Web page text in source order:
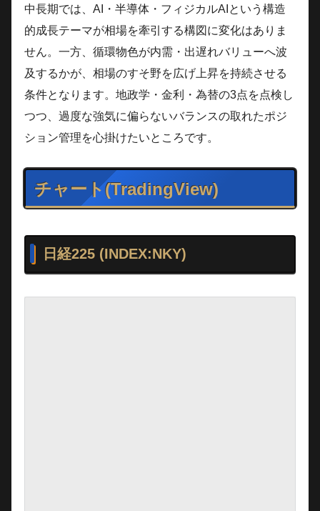
中長期では、AI・半導体・フィジカルAIという構造
的成長テーマが相場を牽引する構図に変化はありま
せん。一方、循環物色が内需・出遅れバリューへ波
及するかが、相場のすそ野を広げ上昇を持続させる
条件となります。地政学・金利・為替の3点を点検し
つつ、過度な強気に偏らないバランスの取れたポジ
ション管理を心掛けたいところです。
チャート(TradingView)
日経225 (INDEX:NKY)